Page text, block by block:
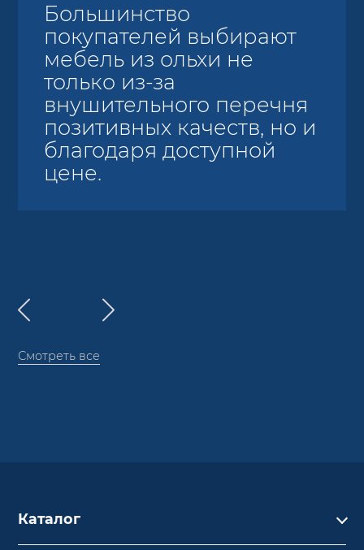
Большинство
покупателей выбирают
мебель из ольхи не
только из-за
внушительного перечня
позитивных качеств, но и
благодаря доступной
цене.
Смотреть все
Каталог